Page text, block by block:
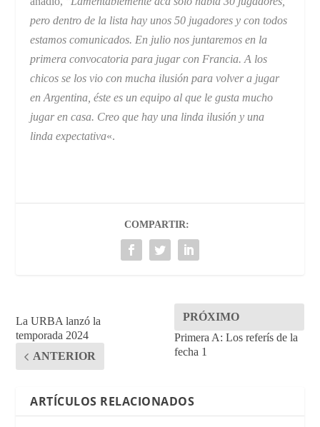
pero dentro de la lista hay unos 50 jugadores y con todos
estamos comunicados. En julio nos juntaremos en la
primera convocatoria para jugar con Francia. A los
chicos se los vio con mucha ilusión para volver a jugar
en Argentina, éste es un equipo al que le gusta mucho
jugar en casa. Creo que hay una linda ilusión y una
linda expectativa«.
COMPARTIR:
La URBA lanzó la
temporada 2024
ANTERIOR
PRÓXIMO
Primera A: Los referís de la
fecha 1
ARTÍCULOS RELACIONADOS